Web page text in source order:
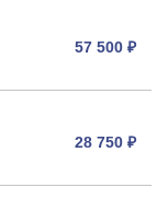
57 500 ₽
28 750 ₽